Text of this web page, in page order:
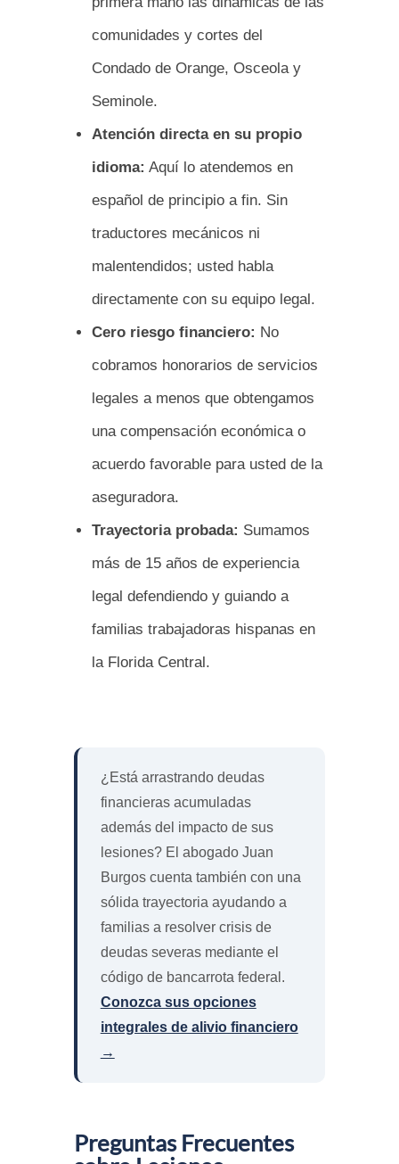
comunidades y cortes del
Condado de Orange, Osceola y
Seminole.
Atención directa en su propio
idioma: Aquí lo atendemos en
español de principio a fin. Sin
traductores mecánicos ni
malentendidos; usted habla
directamente con su equipo legal.
Cero riesgo financiero: No
cobramos honorarios de servicios
legales a menos que obtengamos
una compensación económica o
acuerdo favorable para usted de la
aseguradora.
Trayectoria probada: Sumamos
más de 15 años de experiencia
legal defendiendo y guiando a
familias trabajadoras hispanas en
la Florida Central.
¿Está arrastrando deudas
financieras acumuladas
además del impacto de sus
lesiones? El abogado Juan
Burgos cuenta también con una
sólida trayectoria ayudando a
familias a resolver crisis de
deudas severas mediante el
código de bancarrota federal.
Conozca sus opciones
integrales de alivio financiero
→
Preguntas Frecuentes